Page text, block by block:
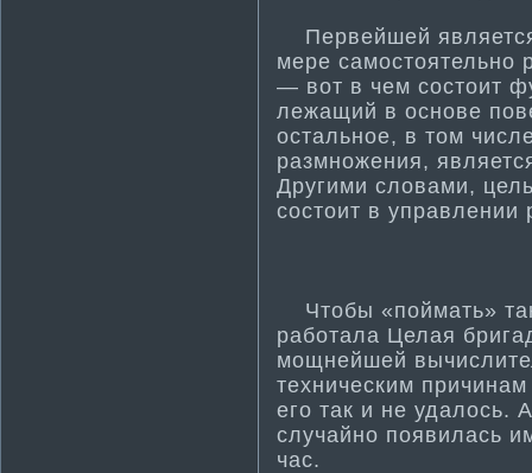
Первейшей является
мере самостоятельно
— вот в чем состоит
лежащий в основе
остальное, в том
размножения,
Другими словами,
состоит в управлении
Чтобы «пойма­ть»
работала Целая
мощнейшей
техническим
его так и не удалось.
случайно появилась
час.